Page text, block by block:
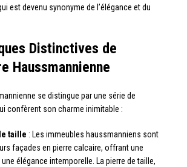
est devenu synonyme de l’élégance et du
Distinctives de
Haussmannienne
se distingue par une série de
confèrent son charme inimitable :
taille : Les immeubles haussmanniens sont
façades en pierre calcaire, offrant une
élégance intemporelle. La pierre de taille,